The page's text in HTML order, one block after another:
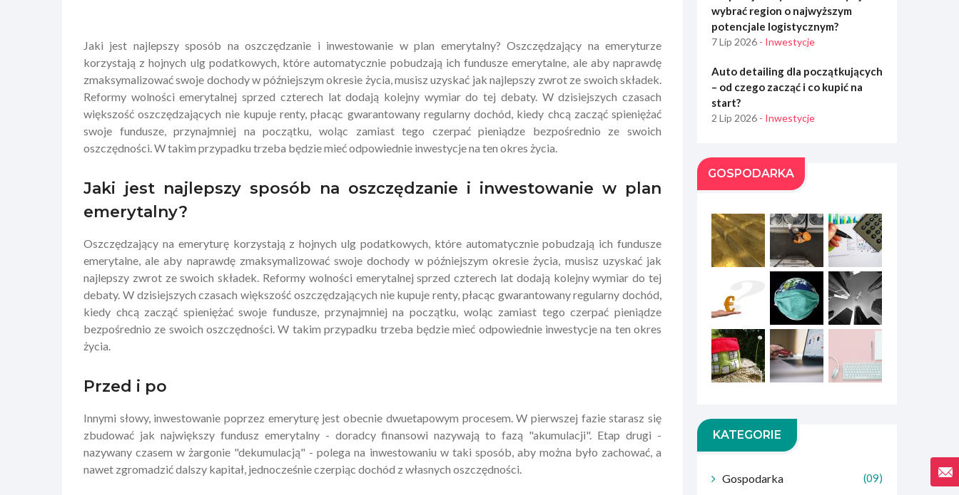
Jaki jest najlepszy sposób na oszczędzanie i inwestowanie w plan emerytalny? Oszczędzający na emeryturze
korzystają z hojnych ulg podatkowych, które automatycznie pobudzają ich fundusze emerytalne, ale aby naprawdę
zmaksymalizować swoje dochody w późniejszym okresie życia, musisz uzyskać jak najlepszy zwrot ze swoich składek.
Reformy wolności emerytalnej sprzed czterech lat dodają kolejny wymiar do tej debaty. W dzisiejszych czasach
większość oszczędzających nie kupuje renty, płacąc gwarantowany regularny dochód, kiedy chcą zacząć spieniężać
swoje fundusze, przynajmniej na początku, woląc zamiast tego czerpać pieniądze bezpośrednio ze swoich
oszczędności. W takim przypadku trzeba będzie mieć odpowiednie inwestycje na ten okres życia.
Jaki jest najlepszy sposób na oszczędzanie i inwestowanie w plan
emerytalny?
Oszczędzający na emeryturę korzystają z hojnych ulg podatkowych, które automatycznie pobudzają ich fundusze
emerytalne, ale aby naprawdę zmaksymalizować swoje dochody w późniejszym okresie życia, musisz uzyskać jak
najlepszy zwrot ze swoich składek. Reformy wolności emerytalnej sprzed czterech lat dodają kolejny wymiar do tej
debaty. W dzisiejszych czasach większość oszczędzających nie kupuje renty, płacąc gwarantowany regularny dochód,
kiedy chcą zacząć spieniężać swoje fundusze, przynajmniej na początku, woląc zamiast tego czerpać pieniądze
bezpośrednio ze swoich oszczędności. W takim przypadku trzeba będzie mieć odpowiednie inwestycje na ten okres
życia.
Przed i po
Innymi słowy, inwestowanie poprzez emeryturę jest obecnie dwuetapowym procesem. W pierwszej fazie starasz się
zbudować jak największy fundusz emerytalny - doradcy finansowi nazywają to fazą "akumulacji". Etap drugi -
nazywany czasem w żargonie "dekumulacją" - polega na inwestowaniu w taki sposób, aby można było zachować, a
nawet zgromadzić dalszy kapitał, jednocześnie czerpiąc dochód z własnych oszczędności.
wybrać region o najwyższym
potencjale logistycznym?
7 Lip 2026 - Inwestycje
Auto detailing dla początkujących
– od czego zacząć i co kupić na
start?
2 Lip 2026 - Inwestycje
GOSPODARKA
KATEGORIE
Gospodarka (09)